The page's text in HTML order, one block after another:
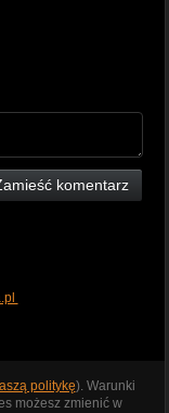
komentarz
politykę). Warunki
możesz zmienić w